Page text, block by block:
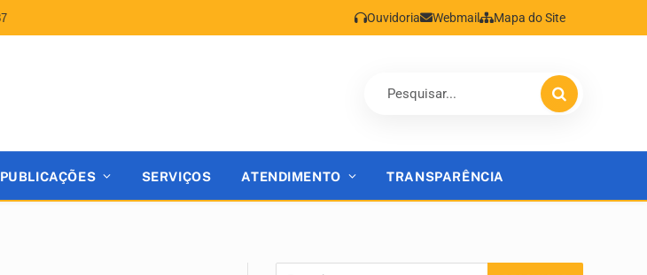
Ouvidoria Webmail Mapa do Site
PUBLICAÇÕES SERVIÇOS ATENDIMENTO TRANSPARÊNCIA